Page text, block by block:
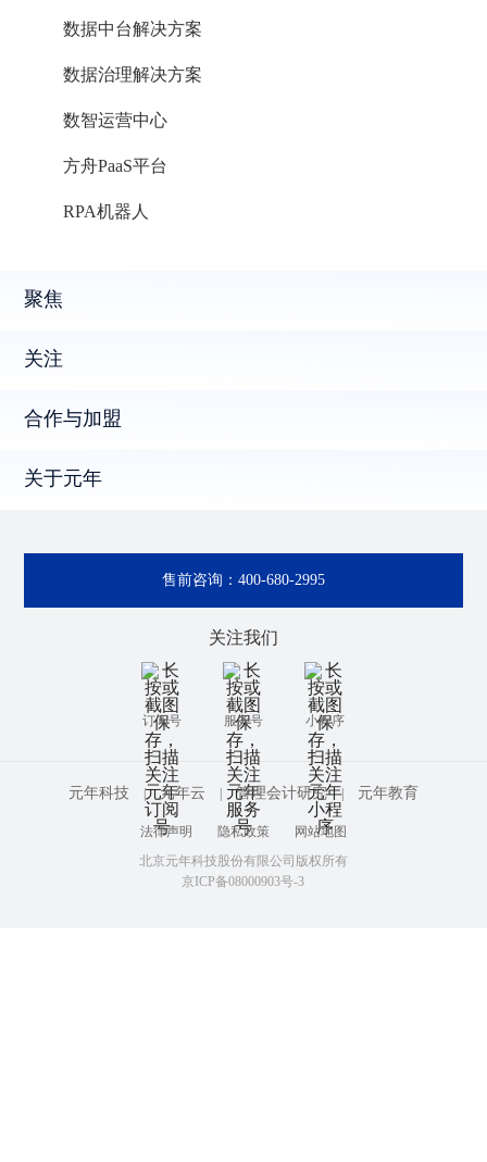
数据中台解决方案
数据治理解决方案
数智运营中心
方舟PaaS平台
RPA机器人
聚焦
关注
合作与加盟
关于元年
售前咨询： 400-680-2995
关注我们
订阅号 服务号 小程序
元年科技 | 元年云 管理会计研究 | 元年教育
法律声明 隐私政策
网站地图
北京元年科技股份有限公司版权所有
京ICP备08000903号-3